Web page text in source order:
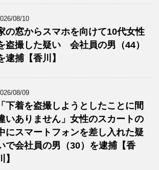
08/10
の窓からスマホを向けて10代女性
盗撮した疑い 会社員の男（44）
逮捕【香川】
08/09
「下着を盗撮しようとしたことに間
いありません」女性のスカートの
にスマートフォンを差し入れた疑
で会社員の男（30）を逮捕【香
】